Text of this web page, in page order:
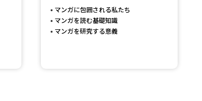
資料検索
マンガに包囲される私たち
マンガを読む基礎知識
マンガを研究する意義